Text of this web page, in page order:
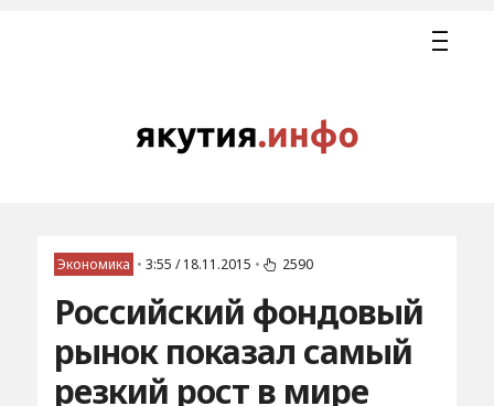
Экономика • 3:55 / 18.11.2015 • 2590
Российский фондовый
рынок показал самый
резкий рост в мире